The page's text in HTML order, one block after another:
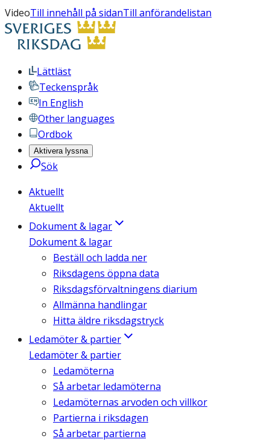
VideoTill innehåll på sidanTill anförandelistan
Lättläst
Teckenspråk
In English
Other languages
Ordbok
Aktivera lyssna
Sök
Aktuellt
Aktuellt
Dokument & lagar
Dokument & lagar
Beställ och ladda ner
Riksdagens öppna data
Riksdagsförvaltningens diarium
Allmänna handlingar
Hitta äldre riksdagstryck
Ledamöter & partier
Ledamöter & partier
Ledamöterna
Så arbetar ledamöterna
Ledamöternas arvoden och villkor
Partierna i riksdagen
Så arbetar partierna